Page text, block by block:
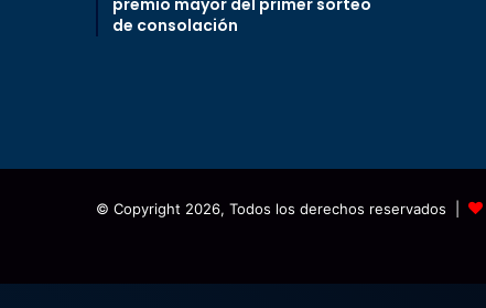
premio mayor del primer sorteo
de consolación
© Copyright 2026, Todos los derechos reservados |